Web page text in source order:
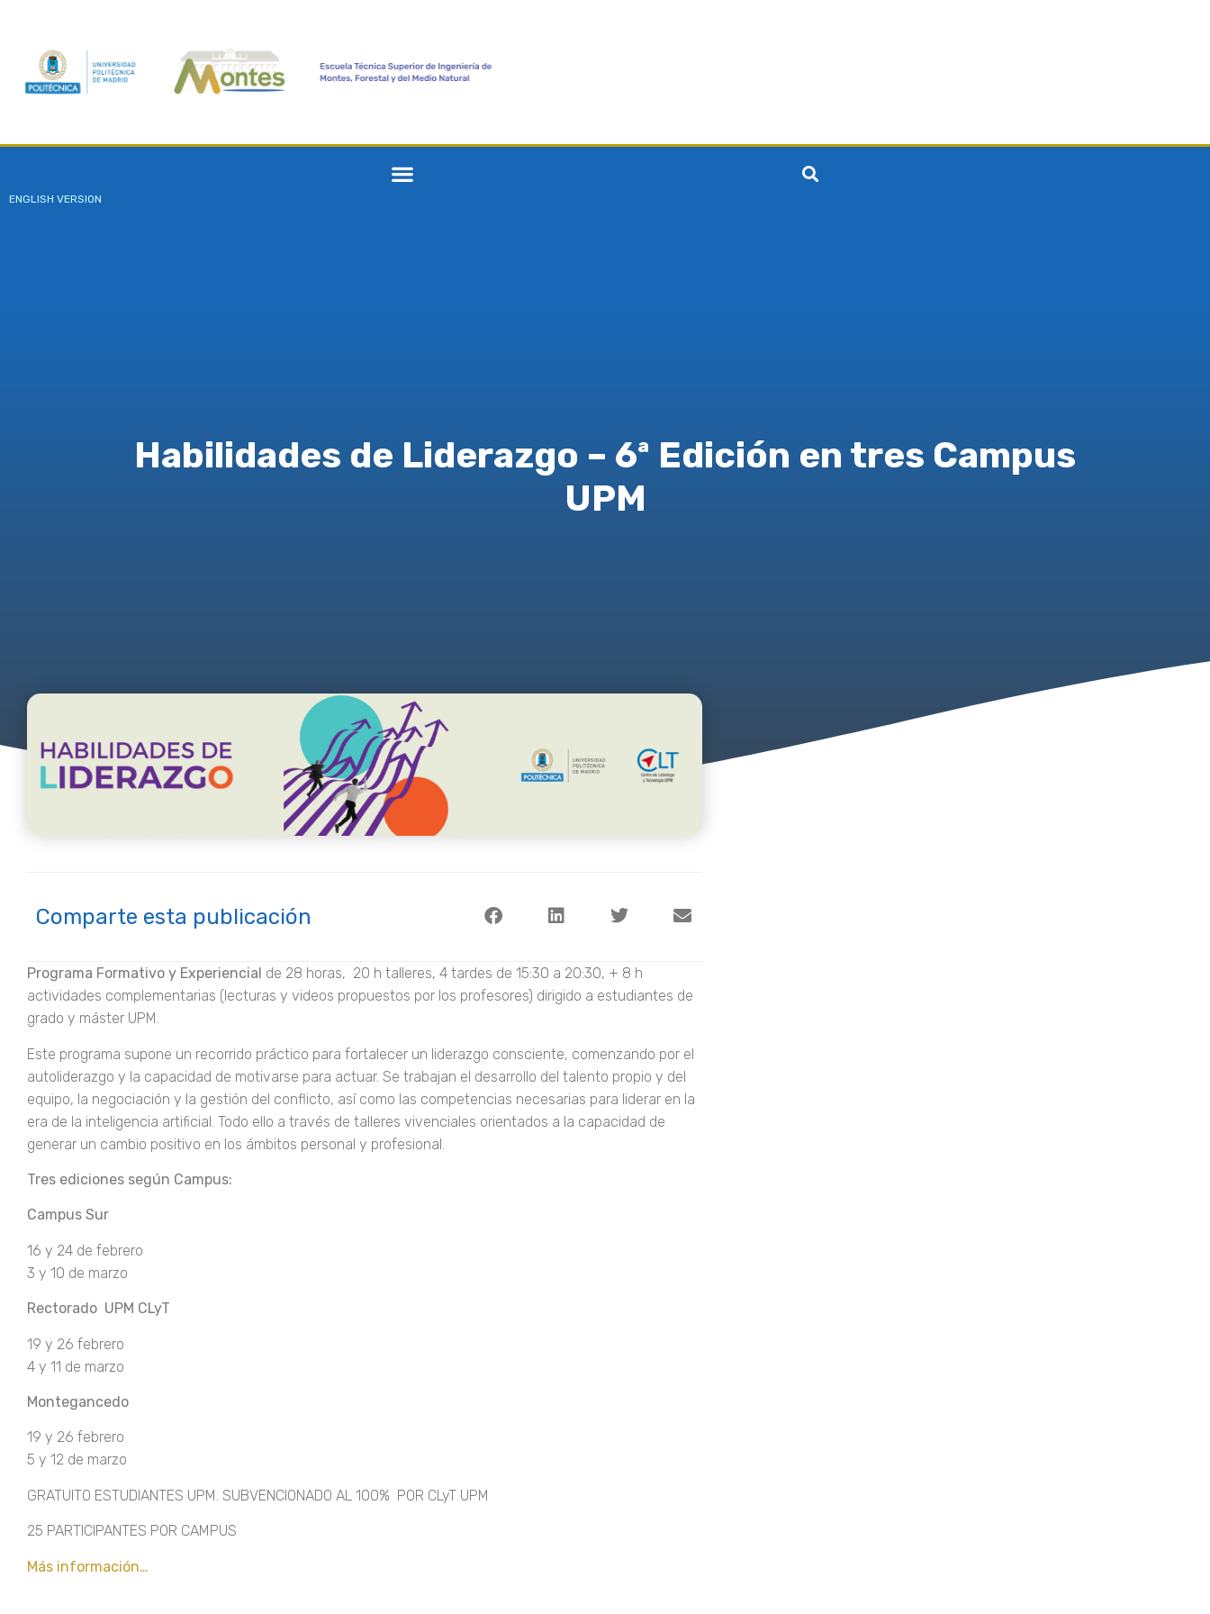
ENGLISH VERSION
Habilidades de Liderazgo – 6ª Edición en tres Campus
UPM
Comparte esta publicación
Programa Formativo y Experiencial de 28 horas, 20 h talleres, 4 tardes de 15:30 a 20:30, + 8 h
actividades complementarias (lecturas y videos propuestos por los profesores) dirigido a estudiantes de
grado y máster UPM.
Este programa supone un recorrido práctico para fortalecer un liderazgo consciente, comenzando por el
autoliderazgo y la capacidad de motivarse para actuar. Se trabajan el desarrollo del talento propio y del
equipo, la negociación y la gestión del conflicto, así como las competencias necesarias para liderar en la
era de la inteligencia artificial. Todo ello a través de talleres vivenciales orientados a la capacidad de
generar un cambio positivo en los ámbitos personal y profesional.
Tres ediciones según Campus:
Campus Sur
16 y 24 de febrero
3 y 10 de marzo
Rectorado UPM CLyT
19 y 26 febrero
4 y 11 de marzo
Montegancedo
19 y 26 febrero
5 y 12 de marzo
GRATUITO ESTUDIANTES UPM. SUBVENCIONADO AL 100% POR CLyT UPM
25 PARTICIPANTES POR CAMPUS
Más información…